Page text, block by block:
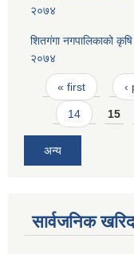
२०७४
शितगंगा नगपालिकाको
२०७४
Pages
« first ‹
14 15
अन्य
सार्वजनिक